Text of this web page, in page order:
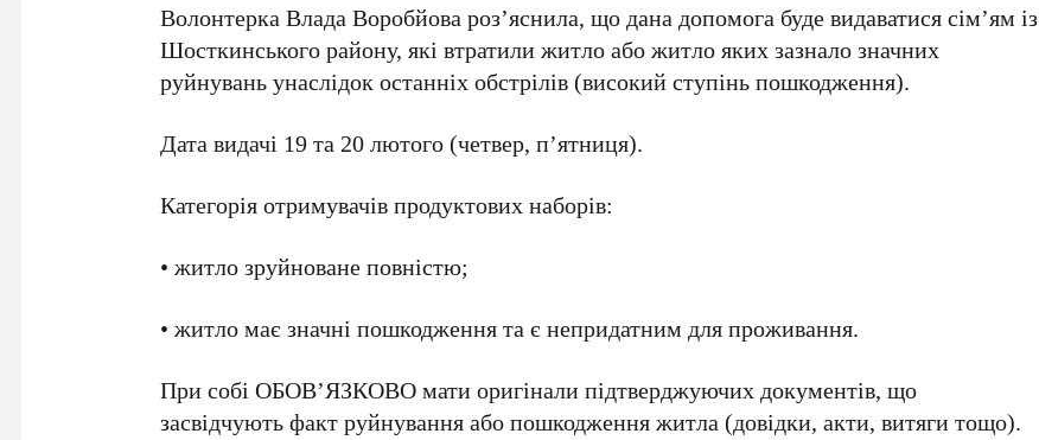
Волонтерка Влада Воробйова роз’яснила, що дана допомога буде видаватися сім’ям із
Шосткинського району, які втратили житло або житло яких зазнало значних
руйнувань унаслідок останніх обстрілів (високий ступінь пошкодження).
Дата видачі 19 та 20 лютого (четвер, пʼятниця).
Категорія отримувачів продуктових наборів:
• житло зруйноване повністю;
• житло має значні пошкодження та є непридатним для проживання.
При собі ОБОВ’ЯЗКОВО мати оригінали підтверджуючих документів, що
засвідчують факт руйнування або пошкодження житла (довідки, акти, витяги тощо).